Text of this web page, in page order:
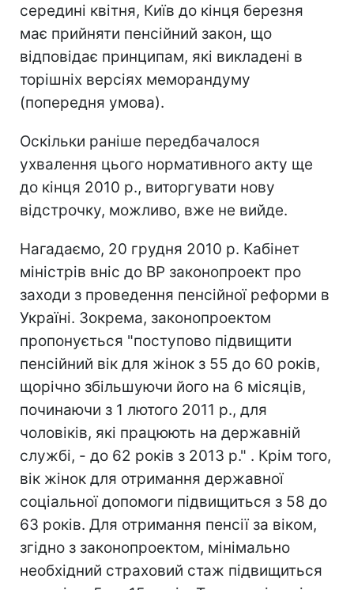
середині квітня, Київ до кінця березня
має прийняти пенсійний закон, що
відповідає принципам, які викладені в
торішніх версіях меморандуму
(попередня умова).
Оскільки раніше передбачалося
ухвалення цього нормативного акту ще
до кінця 2010 р., виторгувати нову
відстрочку, можливо, вже не вийде.
Нагадаємо, 20 грудня 2010 р. Кабінет
міністрів вніс до ВР законопроект про
заходи з проведення пенсійної реформи в
Україні. Зокрема, законопроектом
пропонується "поступово підвищити
пенсійний вік для жінок з 55 до 60 років,
щорічно збільшуючи його на 6 місяців,
починаючи з 1 лютого 2011 р., для
чоловіків, які працюють на державній
службі, - до 62 років з 2013 р." . Крім того,
вік жінок для отримання державної
соціальної допомоги підвищиться з 58 до
63 років. Для отримання пенсії за віком,
згідно з законопроектом, мінімально
необхідний страховий стаж підвищиться